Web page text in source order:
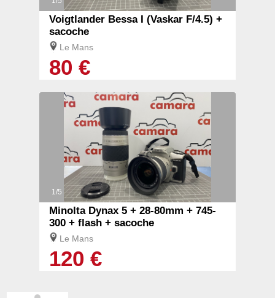
Voigtlander Bessa I (Vaskar F/4.5) +
sacoche
Le Mans
80 €
1/5
Minolta Dynax 5 + 28-80mm + 745-
300 + flash + sacoche
Le Mans
120 €